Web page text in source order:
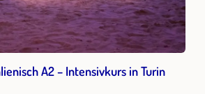
A2 – Intensivkurs in Turin